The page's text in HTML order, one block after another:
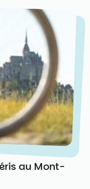
au Mont-